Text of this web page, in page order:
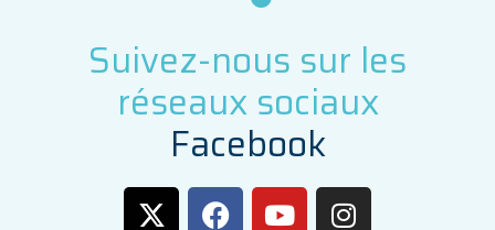
Suivez-nous sur les
réseaux sociaux
Facebook